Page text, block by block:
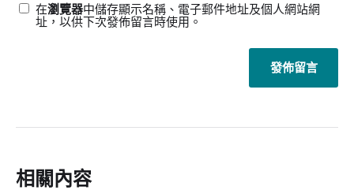
在瀏覽器中儲存顯示名稱、電子郵件地址及個人網站網
址，以供下次發佈留言時使用。
相關內容